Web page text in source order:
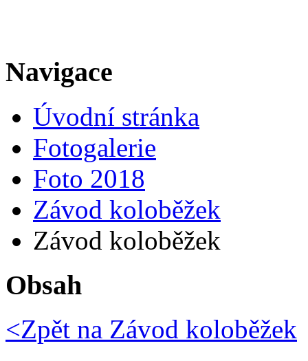
Navigace
Úvodní stránka
Fotogalerie
Foto 2018
Závod koloběžek
Závod koloběžek
Obsah
<Zpět na Závod koloběžek